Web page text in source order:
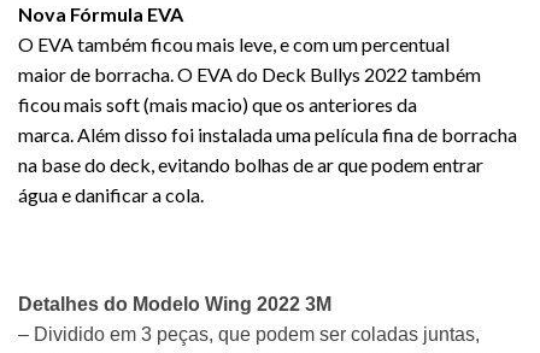
Nova Fórmula EVA
O EVA também ficou mais leve, e com um percentual
maior de borracha. O EVA do Deck Bullys 2022 também
ficou mais soft (mais macio) que os anteriores da
marca. Além disso foi instalada uma película fina de borracha
na base do deck, evitando bolhas de ar que podem entrar
água e danificar a cola.
Detalhes do Modelo Wing 2022 3M
– Dividido em 3 peças, que podem ser coladas juntas,